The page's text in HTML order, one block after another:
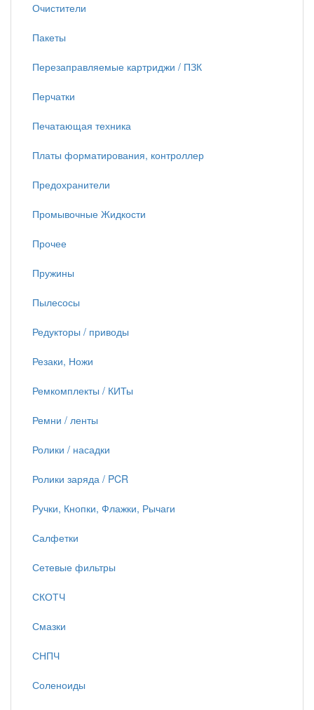
Очистители
Пакеты
Перезаправляемые картриджи / ПЗК
Перчатки
Печатающая техника
Платы форматирования, контроллер
Предохранители
Промывочные Жидкости
Прочее
Пружины
Пылесосы
Редукторы / приводы
Резаки, Ножи
Ремкомплекты / КИТы
Ремни / ленты
Ролики / насадки
Ролики заряда / PCR
Ручки, Кнопки, Флажки, Рычаги
Салфетки
Сетевые фильтры
СКОТЧ
Смазки
СНПЧ
Соленоиды